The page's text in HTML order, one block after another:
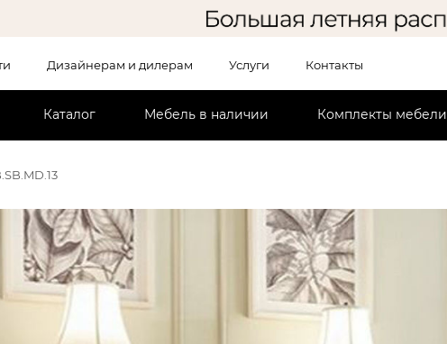
Дизайнерам и дилерам Услуги Контакты
Каталог Мебель в наличии Комплекты мебели